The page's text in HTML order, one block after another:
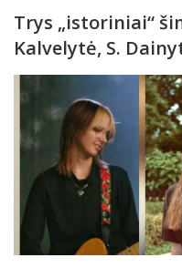
Trys „istoriniai“
Kalvelytė, S.